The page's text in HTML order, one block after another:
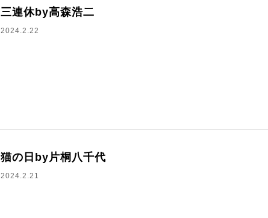
三連休by高森浩二
2024.2.22
猫の日by片桐八千代
2024.2.21